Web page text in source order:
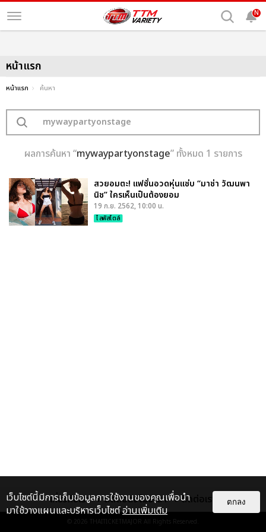
N
หน้าแรก
หน้าแรก ค้นหา
ผลการค้นหา “mywaypartyonstage” ทั้งหมด 1 รายการ
สวยอมตะ! แฟชั่นอวดหุ่นแซ่บ “มาช่า วัฒนพา
นิช” ใครเห็นเป็นต้องยอม
19 ก.ย. 2562, 10:00 น.
ไลฟ์สไตล์
เกี่ยวกับเรา ติดต่อลงโฆษณา ติดต่อเรา
© 2026 THAITICKETMAJOR All Rights Reserved.
เว็บไซต์นี้มีการเก็บข้อมูลการใช้งานของคุณเพื่อนำ
มาใช้วางแผนและบริหารเว็บไซต์อ่านเพิ่มเติม
ตกลง